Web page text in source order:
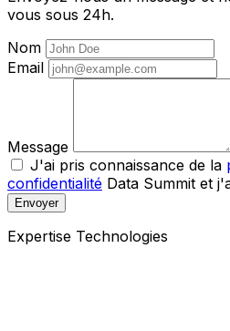
vous sous 24h.
Nom
Email
Message
J'ai pris connaissance de la
confidentialité Data Summit et
Envoyer
Expertise Technologies